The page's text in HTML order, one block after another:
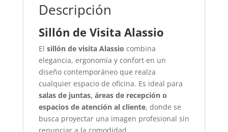
Descripción
Sillón de Visita Alassio
El sillón de visita Alassio combina
elegancia, ergonomía y confort en un
diseño contemporáneo que realza
cualquier espacio de oficina. Es ideal para
salas de juntas, áreas de recepción o
espacios de atención al cliente, donde se
busca proyectar una imagen profesional sin